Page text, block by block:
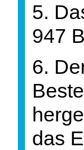
5.
947
6.
das